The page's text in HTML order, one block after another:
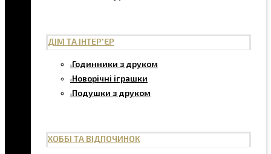
ДІМ ТА ІНТЕР'ЄР
Годинники з друком
Новорічні іграшки
Подушки з друком
ХОББІ ТА ВІДПОЧИНОК